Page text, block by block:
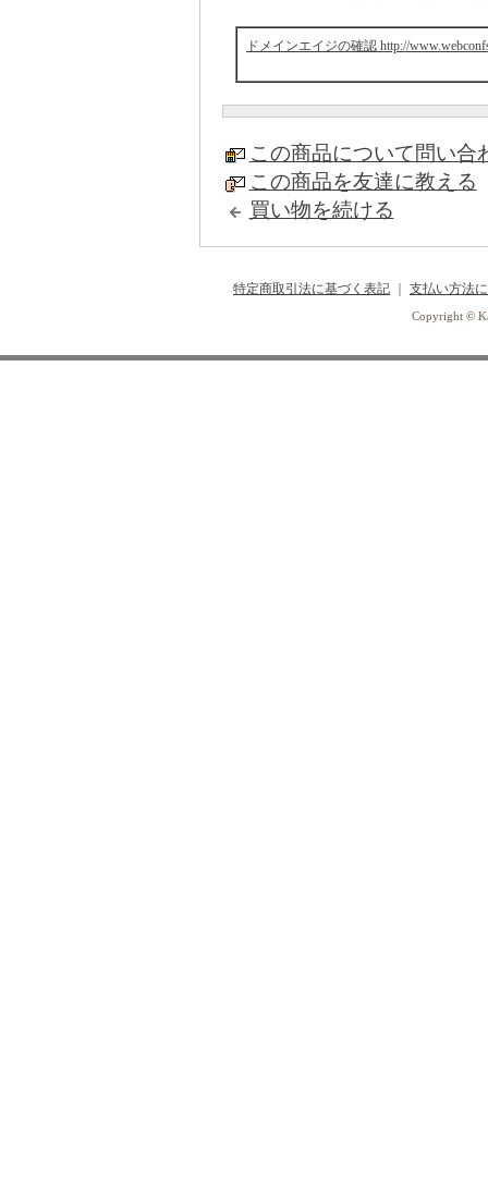
ドメインエイジの確認 http://
この商品について問い合
この商品を友達に教える
買い物を続ける
特定商取引法に基づく表記 支払い方法
Copyright ©